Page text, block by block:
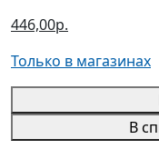
446,00р.
Только в магазинах
В